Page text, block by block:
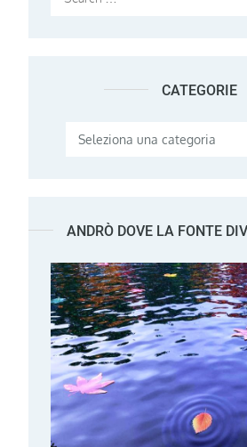
CATEGORIE
Categorie
ANDRÒ DOVE LA FONTE